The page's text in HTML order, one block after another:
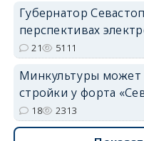
Губернатор
перспективах
21 5111
Минкультуры может
стройки у форта
18 2313